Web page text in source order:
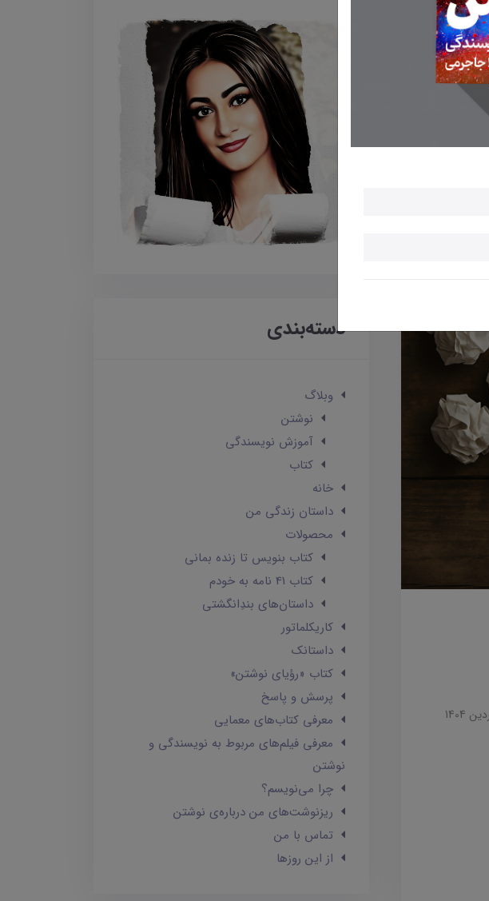
دسته‌بندی
وبلاگ
نوشتن
آموزش نویسندگی
کتاب
خانه
داستان زندگی من
محصولات
کتاب بنویس تا زنده بمانی
کتاب 41 نامه به خودم
داستان‌های بندِانگشتی
کاریکلماتور
داستانک‌
کتاب «رؤیای نوشتن»
پرسش و پاسخ
معرفی کتاب‌های معمایی
معرفی فیلم‌های مربوط به نویسندگی و
نوشتن
چرا می‌نویسم؟
ریزنوشت‌های من درباره‌ی نوشتن
تماس با من
از این روزها